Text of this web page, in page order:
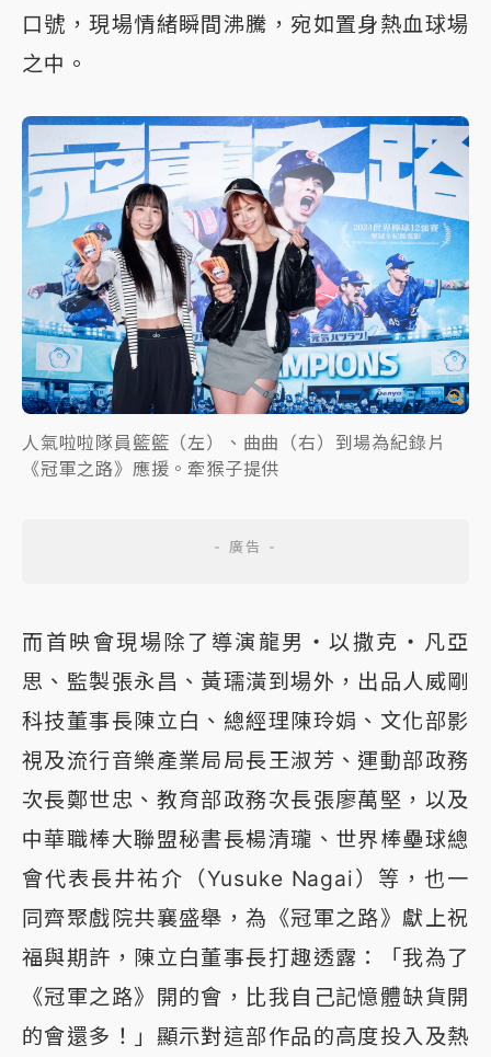
口號，現場情緒瞬間沸騰，宛如置身熱血球場
之中。
人氣啦啦隊員籃籃（左）、曲曲（右）到場為紀錄片
《冠軍之路》應援。牽猴子提供
而首映會現場除了導演龍男・以撒克・凡亞
思、監製張永昌、黃瓀潢到場外，出品人威剛
科技董事長陳立白、總經理陳玲娟、文化部影
視及流行音樂產業局局長王淑芳、運動部政務
次長鄭世忠、教育部政務次長張廖萬堅，以及
中華職棒大聯盟秘書長楊清瓏、世界棒壘球總
會代表長井祐介（Yusuke Nagai）等，也一
同齊聚戲院共襄盛舉，為《冠軍之路》獻上祝
福與期許，陳立白董事長打趣透露：「我為了
《冠軍之路》開的會，比我自己記憶體缺貨開
的會還多！」顯示對這部作品的高度投入及熱